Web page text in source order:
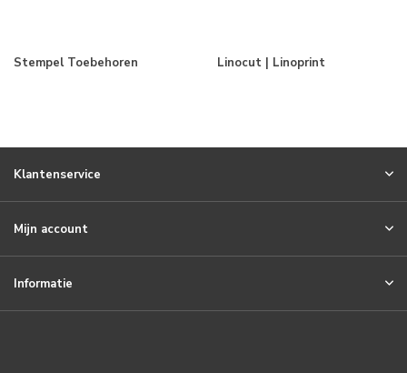
Stempel Toebehoren Linocut | Linoprint
Klantenservice
Mijn account
Informatie